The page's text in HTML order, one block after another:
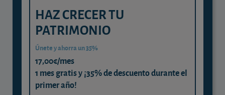
HAZ CRECER TU
PATRIMONIO
Únete y ahorra un 35%
17,00€/mes
1 mes gratis y ¡35% de descuento durante el
primer año!